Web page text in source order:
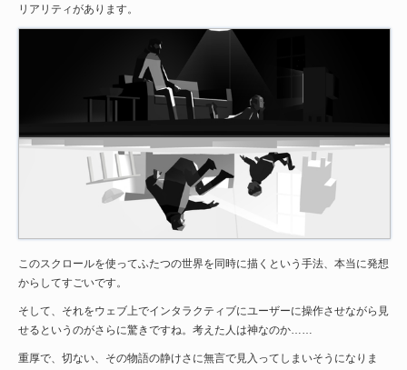
リアリティがあります。
このスクロールを使ってふたつの世界を同時に描くという手法、本当に発想
からしてすごいです。
そして、それをウェブ上でインタラクティブにユーザーに操作させながら見
せるというのがさらに驚きですね。考えた人は神なのか……
重厚で、切ない、その物語の静けさに無言で見入ってしまいそうになりま